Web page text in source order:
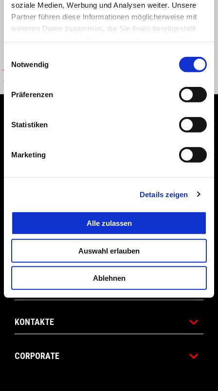
soziale Medien, Werbung und Analysen weiter. Unsere
Partner führen diese Informationen möglicherweise mit
weiteren Daten zusammen, die Sie ihnen bereitgestellt
Notwendig
Präferenzen
Statistiken
Marketing
Details zeigen
Alle zulassen
Auswahl erlauben
Ablehnen
Aprilia Tasse
MODELLE
SERVICE
KONTAKTE
CORPORATE